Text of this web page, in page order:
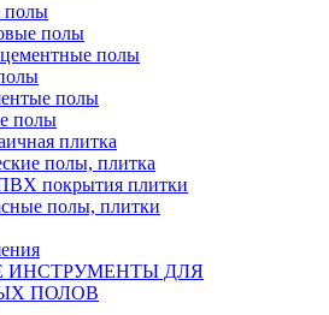
полы
полы
полы
полы
полы
плитка
полы, плитка
покрытия плитки
полы, плитки
ИНСТРУМЕНТЫ ДЛЯ
ПОЛОВ